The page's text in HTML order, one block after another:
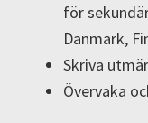
för
Danmark,
Skriva
Övervaka